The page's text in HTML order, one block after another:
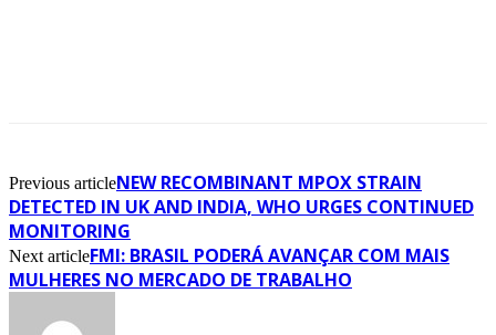
Previous articleNEW RECOMBINANT MPOX STRAIN
DETECTED IN UK AND INDIA, WHO URGES CONTINUED
MONITORING
Next articleFMI: BRASIL PODERÁ AVANÇAR COM MAIS
MULHERES NO MERCADO DE TRABALHO